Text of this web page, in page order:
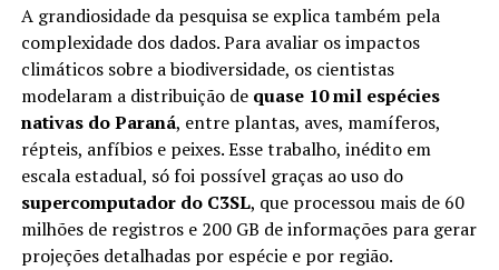
A grandiosidade da pesquisa se explica também pela
complexidade dos dados. Para avaliar os impactos
climáticos sobre a biodiversidade, os cientistas
modelaram a distribuição de quase 10 mil espécies
nativas do Paraná, entre plantas, aves, mamíferos,
répteis, anfíbios e peixes. Esse trabalho, inédito em
escala estadual, só foi possível graças ao uso do
supercomputador do C3SL, que processou mais de 60
milhões de registros e 200 GB de informações para gerar
projeções detalhadas por espécie e por região.